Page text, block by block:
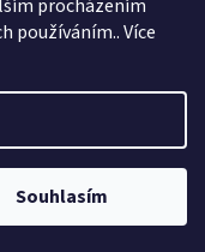
procházením
používáním.. Více
Souhlasím
. Všechna práva